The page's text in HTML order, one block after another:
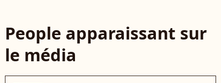
People apparaissant sur
le média